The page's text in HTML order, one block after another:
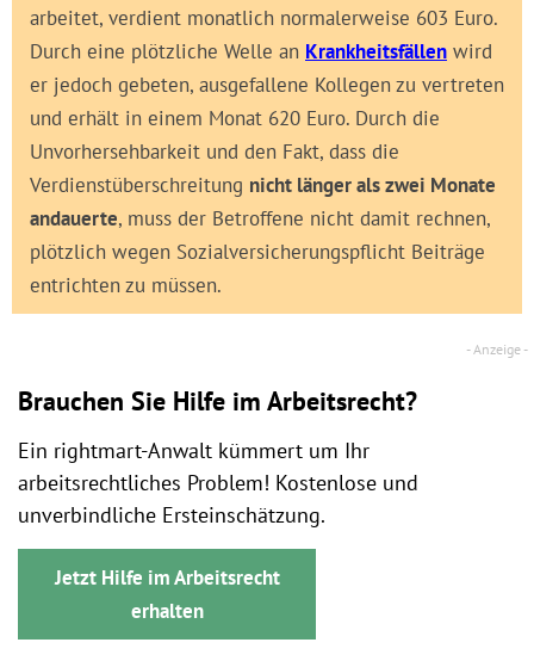
arbeitet, verdient monatlich normalerweise 603 Euro.
Durch eine plötzliche Welle an Krankheitsfällen wird
er jedoch gebeten, ausgefallene Kollegen zu vertreten
und erhält in einem Monat 620 Euro. Durch die
Unvorhersehbarkeit und den Fakt, dass die
Verdienstüberschreitung nicht länger als zwei Monate
andauerte, muss der Betroffene nicht damit rechnen,
plötzlich wegen Sozialversicherungspflicht Beiträge
entrichten zu müssen.
Brauchen Sie Hilfe im Arbeitsrecht?
Ein rightmart-Anwalt kümmert um Ihr
arbeitsrechtliches Problem! Kostenlose und
unverbindliche Ersteinschätzung.
Jetzt Hilfe im Arbeitsrecht
erhalten